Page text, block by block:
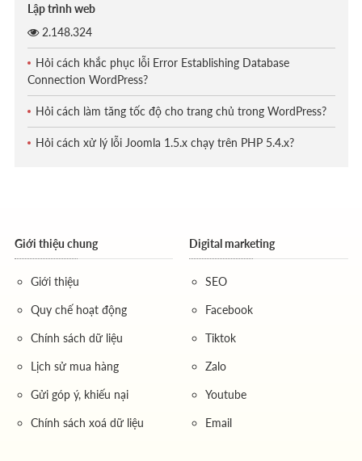
Lập trình web
2.148.324
Hỏi cách khắc phục lỗi Error Establishing Database
Connection WordPress?
Hỏi cách làm tăng tốc độ cho trang chủ trong WordPress?
Hỏi cách xử lý lỗi Joomla 1.5.x chạy trên PHP 5.4.x?
Giới thiệu chung
Giới thiệu
Quy chế hoạt động
Chính sách dữ liệu
Lịch sử mua hàng
Gửi góp ý, khiếu nại
Chính sách xoá dữ liệu
Digital marketing
SEO
Facebook
Tiktok
Zalo
Youtube
Email